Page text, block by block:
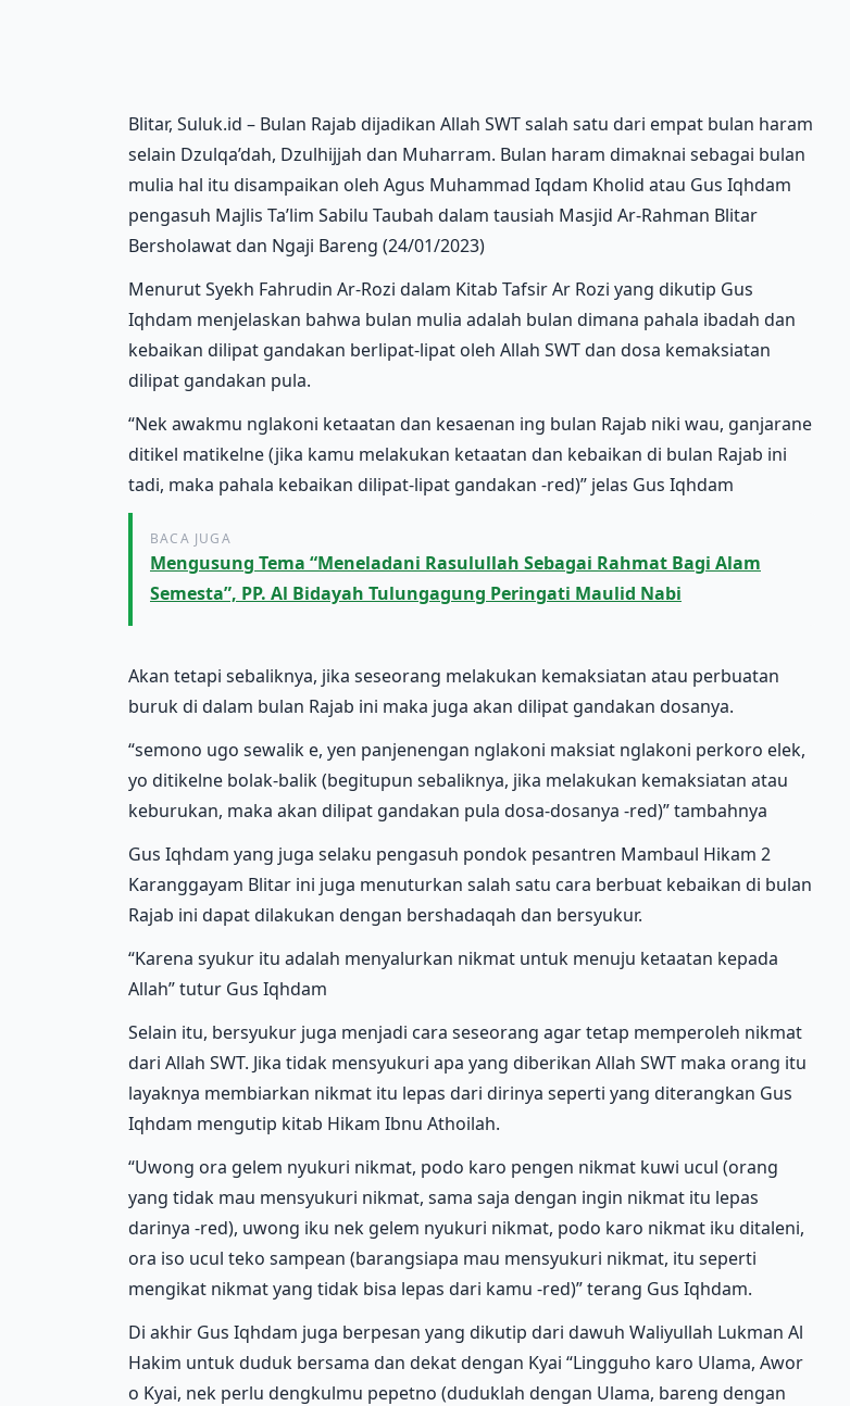
Blitar, Suluk.id – Bulan Rajab dijadikan Allah SWT salah satu dari empat bulan haram
selain Dzulqa’dah, Dzulhijjah dan Muharram. Bulan haram dimaknai sebagai bulan
mulia hal itu disampaikan oleh Agus Muhammad Iqdam Kholid atau Gus Iqhdam
pengasuh Majlis Ta’lim Sabilu Taubah dalam tausiah Masjid Ar-Rahman Blitar
Bersholawat dan Ngaji Bareng (24/01/2023)
Menurut Syekh Fahrudin Ar-Rozi dalam Kitab Tafsir Ar Rozi yang dikutip Gus
Iqhdam menjelaskan bahwa bulan mulia adalah bulan dimana pahala ibadah dan
kebaikan dilipat gandakan berlipat-lipat oleh Allah SWT dan dosa kemaksiatan
dilipat gandakan pula.
“Nek awakmu nglakoni ketaatan dan kesaenan ing bulan Rajab niki wau, ganjarane
ditikel matikelne (jika kamu melakukan ketaatan dan kebaikan di bulan Rajab ini
tadi, maka pahala kebaikan dilipat-lipat gandakan -red)” jelas Gus Iqhdam
BACA JUGA
Mengusung Tema “Meneladani Rasulullah Sebagai Rahmat Bagi Alam
Semesta”, PP. Al Bidayah Tulungagung Peringati Maulid Nabi
Akan tetapi sebaliknya, jika seseorang melakukan kemaksiatan atau perbuatan
buruk di dalam bulan Rajab ini maka juga akan dilipat gandakan dosanya.
“semono ugo sewalik e, yen panjenengan nglakoni maksiat nglakoni perkoro elek,
yo ditikelne bolak-balik (begitupun sebaliknya, jika melakukan kemaksiatan atau
keburukan, maka akan dilipat gandakan pula dosa-dosanya -red)” tambahnya
Gus Iqhdam yang juga selaku pengasuh pondok pesantren Mambaul Hikam 2
Karanggayam Blitar ini juga menuturkan salah satu cara berbuat kebaikan di bulan
Rajab ini dapat dilakukan dengan bershadaqah dan bersyukur.
“Karena syukur itu adalah menyalurkan nikmat untuk menuju ketaatan kepada
Allah” tutur Gus Iqhdam
Selain itu, bersyukur juga menjadi cara seseorang agar tetap memperoleh nikmat
dari Allah SWT. Jika tidak mensyukuri apa yang diberikan Allah SWT maka orang itu
layaknya membiarkan nikmat itu lepas dari dirinya seperti yang diterangkan Gus
Iqhdam mengutip kitab Hikam Ibnu Athoilah.
“Uwong ora gelem nyukuri nikmat, podo karo pengen nikmat kuwi ucul (orang
yang tidak mau mensyukuri nikmat, sama saja dengan ingin nikmat itu lepas
darinya -red), uwong iku nek gelem nyukuri nikmat, podo karo nikmat iku ditaleni,
ora iso ucul teko sampean (barangsiapa mau mensyukuri nikmat, itu seperti
mengikat nikmat yang tidak bisa lepas dari kamu -red)” terang Gus Iqhdam.
Di akhir Gus Iqhdam juga berpesan yang dikutip dari dawuh Waliyullah Lukman Al
Hakim untuk duduk bersama dan dekat dengan Kyai “Lingguho karo Ulama, Awor
o Kyai, nek perlu dengkulmu pepetno (duduklah dengan Ulama, bareng dengan